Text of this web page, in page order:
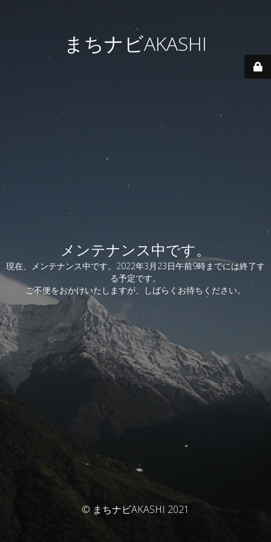
まちナビAKASHI
メンテナンス中です。
現在、メンテナンス中です。2022年3月23日午前9時までには終了す
る予定です。
ご不便をおかけいたしますが、しばらくお待ちください。
© まちナビAKASHI 2021